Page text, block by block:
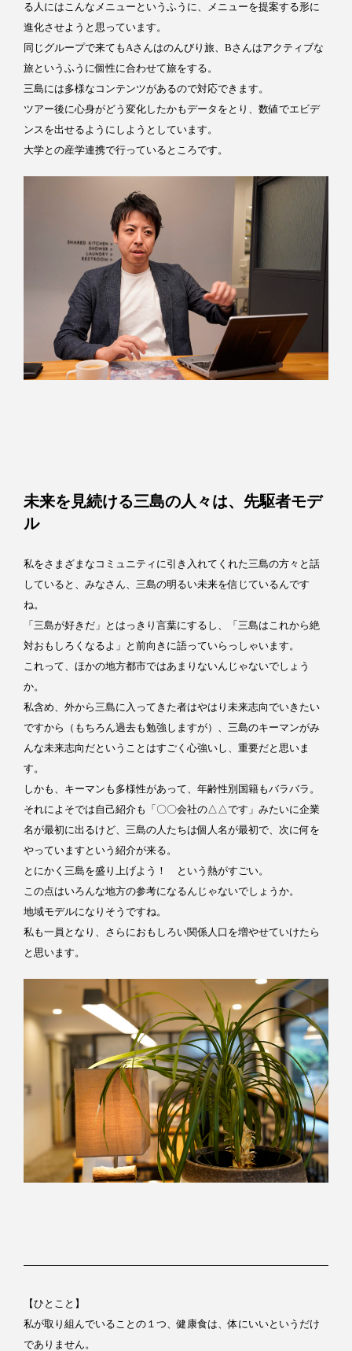
る人にはこんなメニューというふうに、メニューを提案する形に
進化させようと思っています。
同じグループで来てもAさんはのんびり旅、Bさんはアクティブな
旅というふうに個性に合わせて旅をする。
三島には多様なコンテンツがあるので対応できます。
ツアー後に心身がどう変化したかもデータをとり、数値でエビデ
ンスを出せるようにしようとしています。
大学との産学連携で行っているところです。
未来を見続ける三島の人々は、先駆者モデ
ル
私をさまざまなコミュニティに引き入れてくれた三島の方々と話
していると、みなさん、三島の明るい未来を信じているんです
ね。
「三島が好きだ」とはっきり言葉にするし、「三島はこれから絶
対おもしろくなるよ」と前向きに語っていらっしゃいます。
これって、ほかの地方都市ではあまりないんじゃないでしょう
か。
私含め、外から三島に入ってきた者はやはり未来志向でいきたい
ですから（もちろん過去も勉強しますが）、三島のキーマンがみ
んな未来志向だということはすごく心強いし、重要だと思いま
す。
しかも、キーマンも多様性があって、年齢性別国籍もバラバラ。
それによそでは自己紹介も「〇〇会社の△△です」みたいに企業
名が最初に出るけど、三島の人たちは個人名が最初で、次に何を
やっていますという紹介が来る。
とにかく三島を盛り上げよう！ という熱がすごい。
この点はいろんな地方の参考になるんじゃないでしょうか。
地域モデルになりそうですね。
私も一員となり、さらにおもしろい関係人口を増やせていけたら
と思います。
【ひとこと】
私が取り組んでいることの１つ、健康食は、体にいいというだけ
でありません。